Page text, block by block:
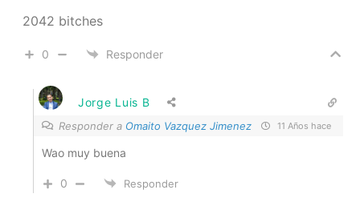
2042 bitches
0 Responder
Jorge Luis B
Responder a Omaito Vazquez Jimenez 11 Años hace
Wao muy buena
0 Responder